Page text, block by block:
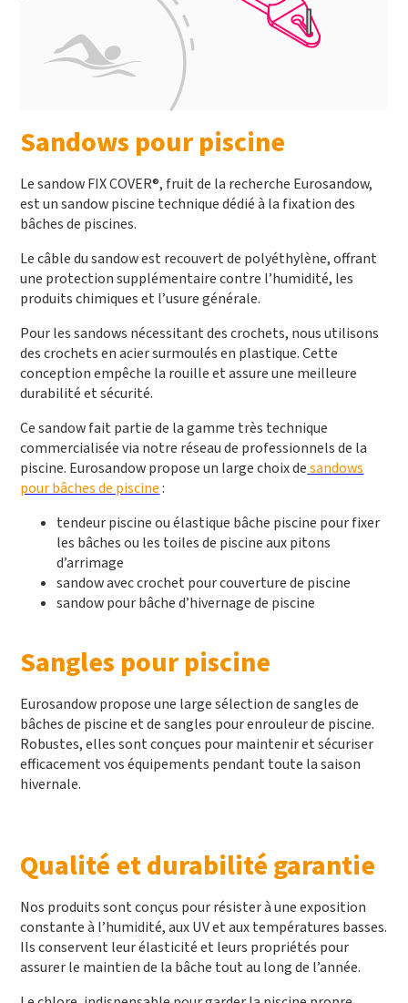
Sandows pour piscine
Le sandow FIX COVER®, fruit de la recherche Eurosandow,
est un sandow piscine technique dédié à la fixation des
bâches de piscines.
Le câble du sandow est recouvert de polyéthylène, offrant
une protection supplémentaire contre l’humidité, les
produits chimiques et l’usure générale.
Pour les sandows nécessitant des crochets, nous utilisons
des crochets en acier surmoulés en plastique. Cette
conception empêche la rouille et assure une meilleure
durabilité et sécurité.
Ce sandow fait partie de la gamme très technique
commercialisée via notre réseau de professionnels de la
piscine. Eurosandow propose un large choix de sandows
pour bâches de piscine:
tendeur piscine ou élastique bâche piscine pour fixer
les bâches ou les toiles de piscine aux pitons
d’arrimage
sandow avec crochet pour couverture de piscine
sandow pour bâche d’hivernage de piscine
Sangles pour piscine
Eurosandow propose une large sélection de sangles de
bâches de piscine et de sangles pour enrouleur de piscine.
Robustes, elles sont conçues pour maintenir et sécuriser
efficacement vos équipements pendant toute la saison
hivernale.
Qualité et durabilité garantie
Nos produits sont conçus pour résister à une exposition
constante à l’humidité, aux UV et aux températures basses.
Ils conservent leur élasticité et leurs propriétés pour
assurer le maintien de la bâche tout au long de l’année.